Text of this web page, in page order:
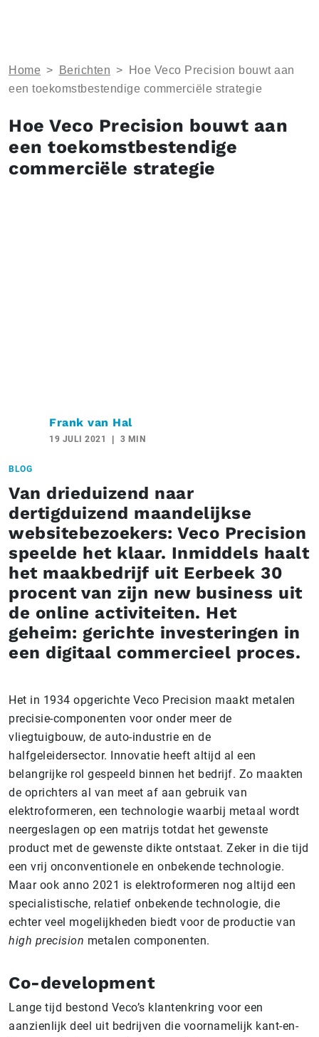
Home > Berichten >
Hoe Veco Precision bouwt aan
een toekomstbestendige commerciële strategie
Hoe Veco Precision bouwt aan
een toekomstbestendige
commerciële strategie
Frank van Hal
19 JULI 2021 3 MIN
BLOG
Van drieduizend naar
dertigduizend maandelijkse
websitebezoekers: Veco Precision
speelde het klaar. Inmiddels haalt
het maakbedrijf uit Eerbeek 30
procent van zijn new business uit
de online activiteiten. Het
geheim: gerichte investeringen in
een digitaal commercieel proces.
Het in 1934 opgerichte Veco Precision maakt metalen
precisie-componenten voor onder meer de
vliegtuigbouw, de auto-industrie en de
halfgeleidersector. Innovatie heeft altijd al een
belangrijke rol gespeeld binnen het bedrijf. Zo maakten
de oprichters al van meet af aan gebruik van
elektroformeren, een technologie waarbij metaal wordt
neergeslagen op een matrijs totdat het gewenste
product met de gewenste dikte ontstaat. Zeker in die tijd
een vrij onconventionele en onbekende technologie.
Maar ook anno 2021 is elektroformeren nog altijd een
specialistische, relatief onbekende technologie, die
echter veel mogelijkheden biedt voor de productie van
high precision metalen componenten.
Co-development
Lange tijd bestond Veco’s klantenkring voor een
aanzienlijk deel uit bedrijven die voornamelijk kant-en-